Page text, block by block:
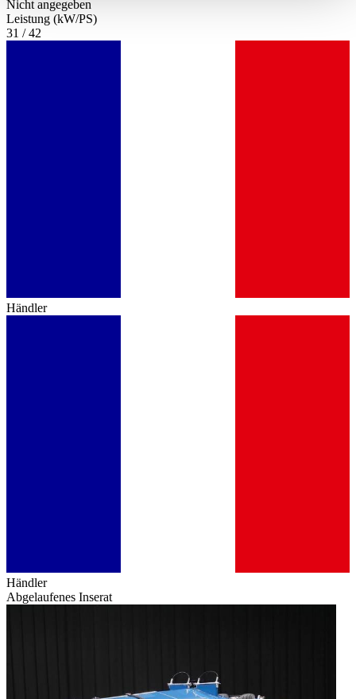
haben oder die sie im Rahmen Ihrer Nutzung der Dienste
gesammelt haben.
Nicht angegeben
Leistung (kW/PS)
31 / 42
Händler
Händler
Abgelaufenes Inserat